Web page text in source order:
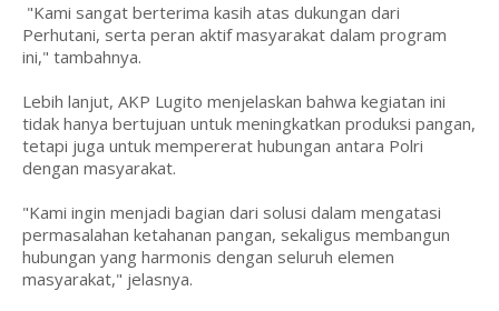
"Kami sangat berterima kasih atas dukungan dari
Perhutani, serta peran aktif masyarakat dalam program
ini," tambahnya.
Lebih lanjut, AKP Lugito menjelaskan bahwa kegiatan ini
tidak hanya bertujuan untuk meningkatkan produksi pangan,
tetapi juga untuk mempererat hubungan antara Polri
dengan masyarakat.
"Kami ingin menjadi bagian dari solusi dalam mengatasi
permasalahan ketahanan pangan, sekaligus membangun
hubungan yang harmonis dengan seluruh elemen
masyarakat," jelasnya.